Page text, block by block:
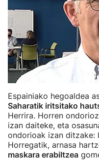
Espainiako hegoaldea
Saharatik iritsitako
Herrira. Horren
izan daiteke, eta
ondorioak izan ditzake:
Horregatik, arnasa
maskara erabiltzea